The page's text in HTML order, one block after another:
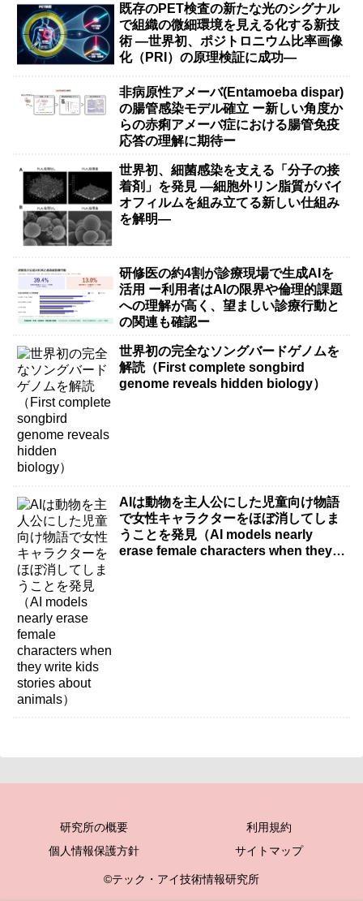
既存のPET検査の新たな光のシグナル
で組織の微細環境を見える化する新技
術 ―世界初、ポジトロニウム比率画像
化（PRI）の原理検証に成功―
非病原性アメーバ(Entamoeba dispar)
の腸管感染モデル確立 ー新しい角度か
らの赤痢アメーバ症における腸管免疫
応答の理解に期待ー
世界初、細菌感染を支える「分子の接
着剤」を発見 ―細胞外リン脂質がバイ
オフィルムを組み立てる新しい仕組み
を解明―
研修医の約4割が診療現場で生成AIを
活用 ー利用者はAIの限界や倫理的課題
への理解が高く、望ましい診療行動と
の関連も確認ー
世界初の完全なソングバードゲノムを
解読（First complete songbird
genome reveals hidden biology）
AIは動物を主人公にした児童向け物語
で女性キャラクターをほぼ消してしま
うことを発見（AI models nearly
erase female characters when they
研究所の概要
利用規約
個人情報保護方針
サイトマップ
©テック・アイ技術情報研究所